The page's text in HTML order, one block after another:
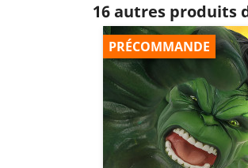
16 autres produits
PRÉCOMMANDE